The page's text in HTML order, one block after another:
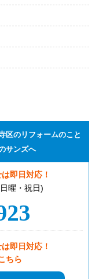
区のリフォームのこと
サンズへ
即日対応！
曜・祝日)
即日対応！
ちら